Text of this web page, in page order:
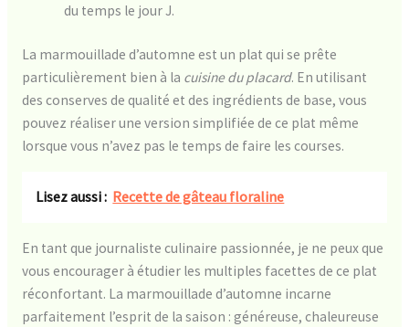
du temps le jour J.
La marmouillade d’automne est un plat qui se prête
particulièrement bien à la cuisine du placard. En utilisant
des conserves de qualité et des ingrédients de base, vous
pouvez réaliser une version simplifiée de ce plat même
lorsque vous n’avez pas le temps de faire les courses.
Lisez aussi : Recette de gâteau floraline
En tant que journaliste culinaire passionnée, je ne peux que
vous encourager à étudier les multiples facettes de ce plat
réconfortant. La marmouillade d’automne incarne
parfaitement l’esprit de la saison : généreuse, chaleureuse